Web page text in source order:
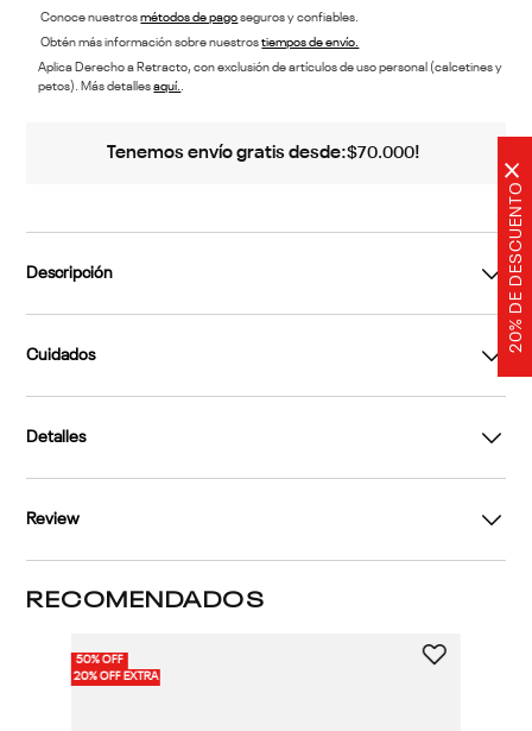
20% DE DESCUENTO
×
Conoce nuestrosmétodos de pagoseguros y confiables.
Obtén más información sobre nuestrostiempos de envío.
Aplica Derecho a Retracto, con exclusión de artículos de uso personal (calcetines y
petos). Más detallesaquí..
Tenemos envío gratis desde:$70.000!
Descripción
Cuidados
Detalles
Review
RECOMENDADOS
50% OFF
20% OFF EXTRA